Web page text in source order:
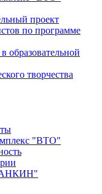
проект
по программе
образовательной
творчества
"ВТО"